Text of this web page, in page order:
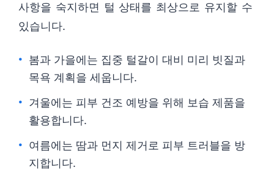
사항을 숙지하면 털 상태를 최상으로 유지할 수
있습니다.
봄과 가을에는 집중 털갈이 대비 미리 빗질과
목욕 계획을 세웁니다.
겨울에는 피부 건조 예방을 위해 보습 제품을
활용합니다.
여름에는 땀과 먼지 제거로 피부 트러블을 방
지합니다.